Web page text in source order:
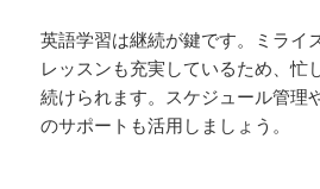
英語学習は継続が鍵です。ミライ
レッスンも充実しているため、忙
続けられます。スケジュール管理
のサポートも活用しましょう。